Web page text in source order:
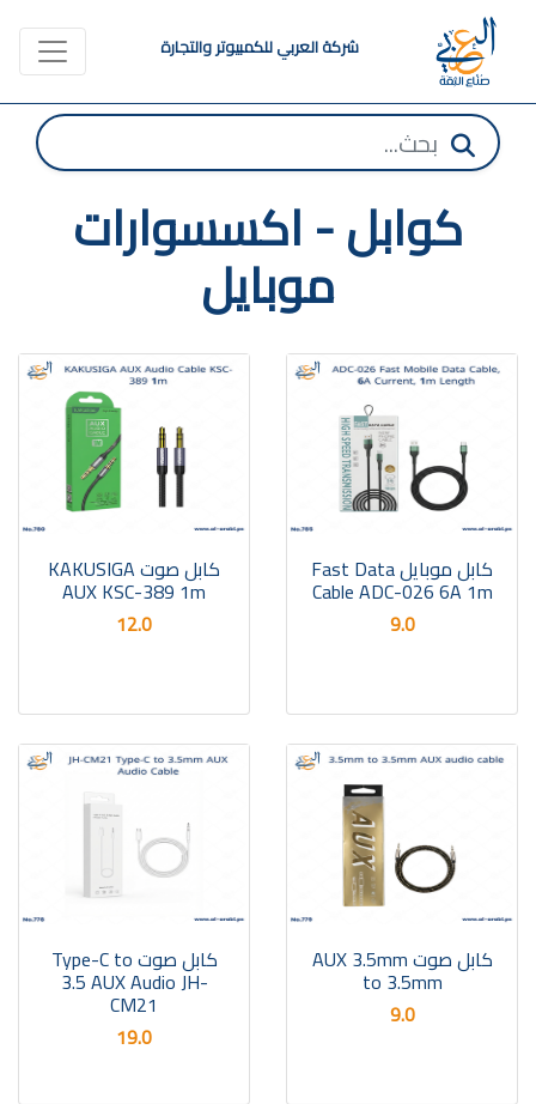
شركة العربي للكمبيوتر والتجارة
كوابل - اكسسوارات
موبايل
كابل موبايل Fast Data
Cable ADC-026 6A 1m
9.0
كابل صوت KAKUSIGA
AUX KSC-389 1m
12.0
كابل صوت AUX 3.5mm
to 3.5mm
9.0
كابل صوت Type-C to
3.5 AUX Audio JH-
CM21
19.0